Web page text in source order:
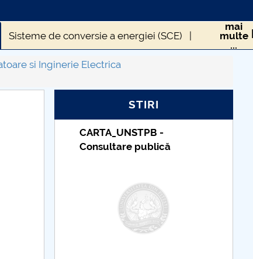
Sisteme de conversie a energiei (SCE)
mai
multe
...
si Inginerie Electrica
STIRI
Taxe de școlarizare
indexate – Centrul